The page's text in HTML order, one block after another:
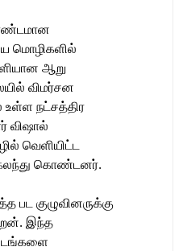
மொழிகளில்
ஆறு
விமர்சன
உள்ள நட்சத்திர
விஷால்
வெளியிட்ட
கலந்து கொண்டனர்.
பட குழுவினருக்கு
இந்த